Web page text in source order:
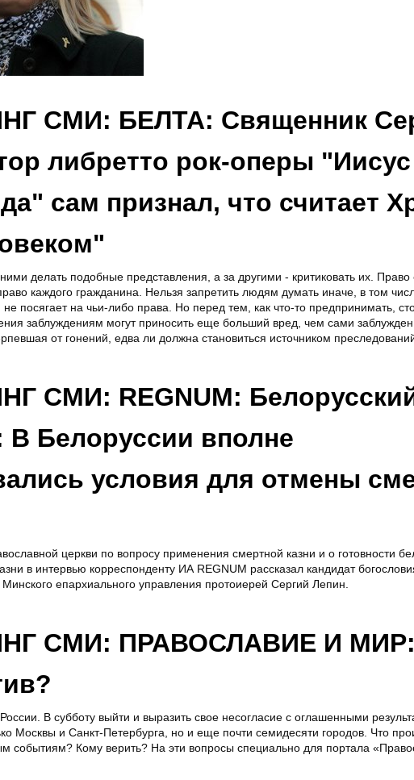
СМИ: БЕЛТА: Священник
либретто рок-оперы
сам признал, что считает
делать подобные представления, а за другими - критиковать их. Право
каждого гражданина. Нельзя запретить людям думать иначе, в том
посягает на чьи-либо права. Но перед тем, как что-то предпринимать,
заблуждениям могут приносить еще больший вред, чем сами
от гонений, едва ли должна становиться источником
СМИ: REGNUM:
В Белоруссии вполне
условия для отмены
церкви по вопросу применения смертной казни и о готовности
в интервью корреспонденту ИА REGNUM рассказал кандидат
епархиального управления протоиерей Сергий Лепин.
СМИ: ПРАВОСЛАВИЕ И МИР:
В субботу выйти и выразить свое несогласие с оглашенными
Москвы и Санкт-Петербурга, но и еще почти семидесяти городов. Что
событиям? Кому верить? На эти вопросы специально для портала